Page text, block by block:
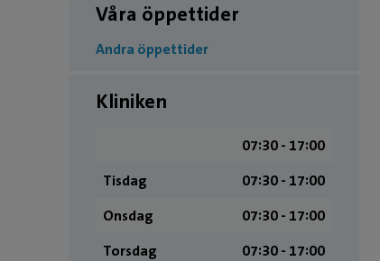
Våra öppettider
Andra öppettider
Kliniken
07:30 - 17:00
Tisdag
07:30 ­- 17:00
Onsdag
07:30 ­- 17:00
Torsdag
07:30 ­- 17:00